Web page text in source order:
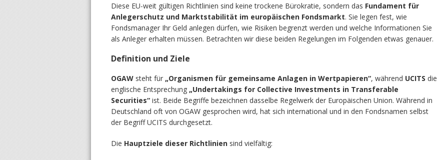
Diese EU-weit gültigen Richtlinien sind keine trockene Bürokratie, sondern das Fundament für
Anlegerschutz und Marktstabilität im europäischen Fondsmarkt. Sie legen fest, wie
Fondsmanager Ihr Geld anlegen dürfen, wie Risiken begrenzt werden und welche Informationen Sie
als Anleger erhalten müssen. Betrachten wir diese beiden Regelungen im Folgenden etwas genauer.
Definition und Ziele
OGAW steht für „Organismen für gemeinsame Anlagen in Wertpapieren“, während UCITS die
englische Entsprechung „Undertakings for Collective Investments in Transferable
Securities“ ist. Beide Begriffe bezeichnen dasselbe Regelwerk der Europäischen Union. Während in
Deutschland oft von OGAW gesprochen wird, hat sich international und in den Fondsnamen selbst
der Begriff UCITS durchgesetzt.
Die Hauptziele dieser Richtlinien sind vielfältig: